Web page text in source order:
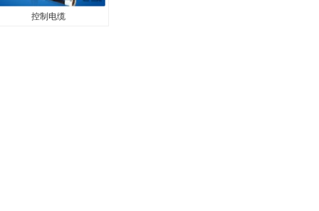
控制电缆